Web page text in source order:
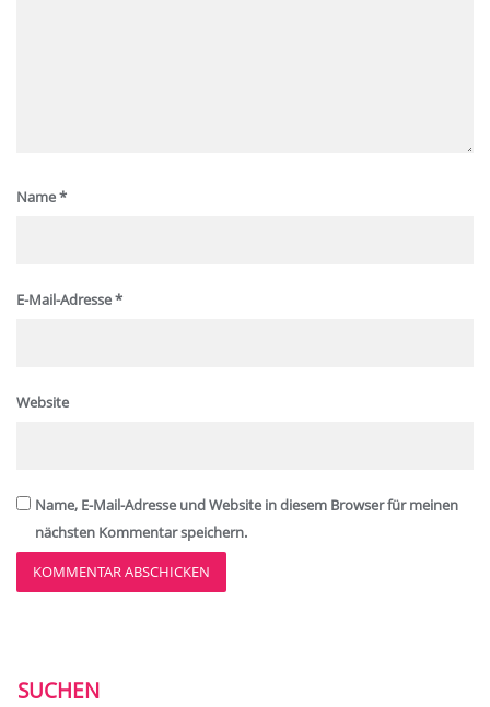
Name*
E-Mail-Adresse*
Website
Name, E-Mail-Adresse und Website in diesem Browser für meinen
nächsten Kommentar speichern.
SUCHEN